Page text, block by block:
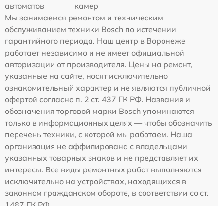
автоматов
камер
Мы занимаемся ремонтом и техническим
обслуживанием техники Bosch по истечении
гарантийного периода. Наш центр в Воронеже
работает независимо и не имеет официальной
авторизации от производителя. Цены на ремонт,
указанные на сайте, носят исключительно
ознакомительный характер и не являются публичной
офертой согласно п. 2 ст. 437 ГК РФ. Названия и
обозначения торговой марки Bosch упоминаются
только в информационных целях — чтобы обозначить
перечень техники, с которой мы работаем. Наша
организация не аффилирована с владельцами
указанных товарных знаков и не представляет их
интересы. Все виды ремонтных работ выполняются
исключительно на устройствах, находящихся в
законном гражданском обороте, в соответствии со ст.